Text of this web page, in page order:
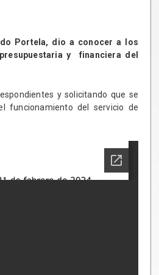
Portela, dio a conocer a los
y financiera del
y solicitando que se
funcionamiento del servicio de